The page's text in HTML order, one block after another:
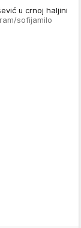
u crnoj haljini
sofijamilo